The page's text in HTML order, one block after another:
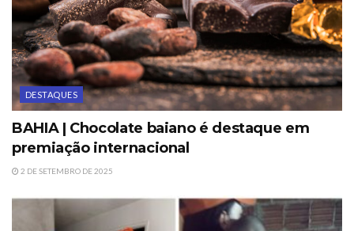
DESTAQUES
BAHIA | Chocolate baiano é destaque em
premiação internacional
2 DE SETEMBRO DE 2025